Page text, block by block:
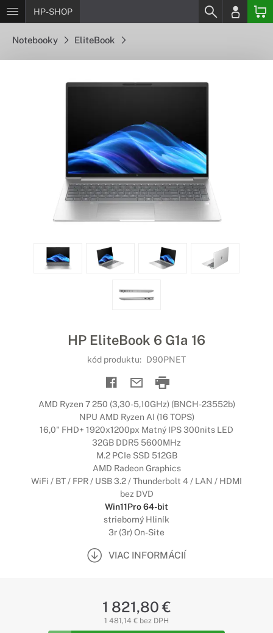
HP-SHOP
Notebooky EliteBook
HP EliteBook 6 G1a 16
kód produktu: D90PNET
AMD Ryzen 7 250 (3,30-5,10GHz) (BNCH-23552b)
NPU AMD Ryzen AI (16 TOPS)
16,0" FHD+ 1920x1200px Matný IPS 300nits LED
32GB DDR5 5600MHz
M.2 PCIe SSD 512GB
AMD Radeon Graphics
WiFi / BT / FPR / USB 3.2 / Thunderbolt 4 / LAN / HDMI
bez DVD
Win11Pro 64-bit
strieborný Hliník
3r (3r) On-Site
VIAC INFORMÁCIÍ
1 821,80 €
1 481,14 € bez DPH